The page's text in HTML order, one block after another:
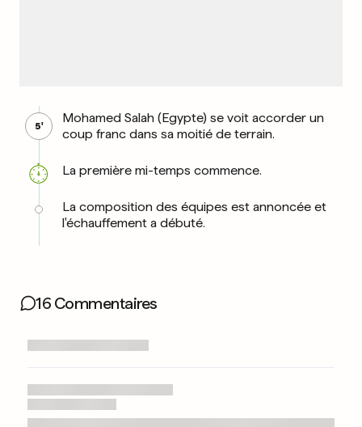
5'
Mohamed Salah (Egypte) se voit accorder un
coup franc dans sa moitié de terrain.
La première mi-temps commence.
La composition des équipes est annoncée et
l'échauffement a débuté.
16 Commentaires